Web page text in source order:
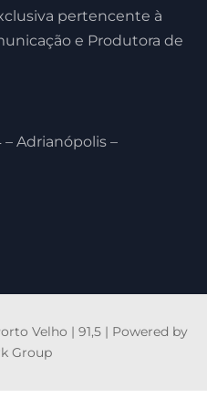
pertencente à
e Produtora de
Adrianópolis –
Velho | 91,5 | Powered by
Group